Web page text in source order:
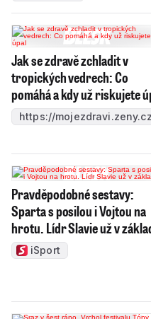
Jak se zdravě zchladit v
tropických vedrech: Co
pomáhá a kdy už riskujete
https://
Pravděpodobné sestavy:
Sparta s posilou i Vojtou na
hrotu. Lídr Slavie už v
iSport